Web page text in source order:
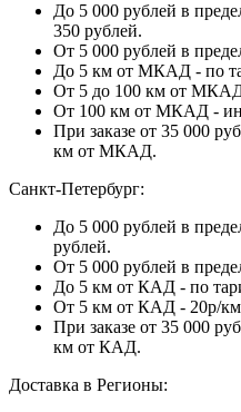
До 5 000 рублей в
350 рублей.
От 5 000 рублей в
До 5 км от МКАД - по
От 5 до 100 км от
От 100 км от МКАД -
При заказе от 35 000
км от МКАД.
Санкт-Петербург:
До 5 000 рублей в
рублей.
От 5 000 рублей в
До 5 км от КАД - по
От 5 км от КАД - 20р/
При заказе от 35 000
км от КАД.
Доставка в Регионы: